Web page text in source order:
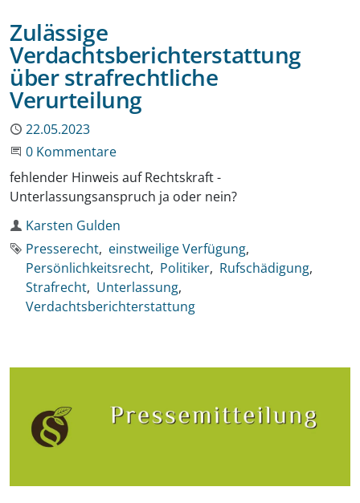
Zulässige
Verdachtsberichterstattung
über strafrechtliche
Verurteilung
Publiziert
22.05.2023
Beginne eine Unterhaltung
0 Kommentare
fehlender Hinweis auf Rechtskraft -
Unterlassungsanspruch ja oder nein?
Autor
Karsten Gulden
Schlagworte
Presserecht einstweilige Verfügung
Persönlichkeitsrecht Politiker Rufschädigung
Strafrecht Unterlassung
Verdachtsberichterstattung